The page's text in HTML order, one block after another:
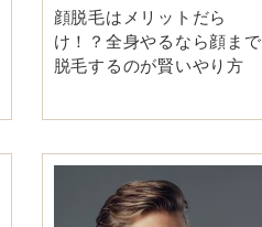
顔脱毛はメリットだら
け！？全身やるなら顔まで
脱毛するのが賢いやり方